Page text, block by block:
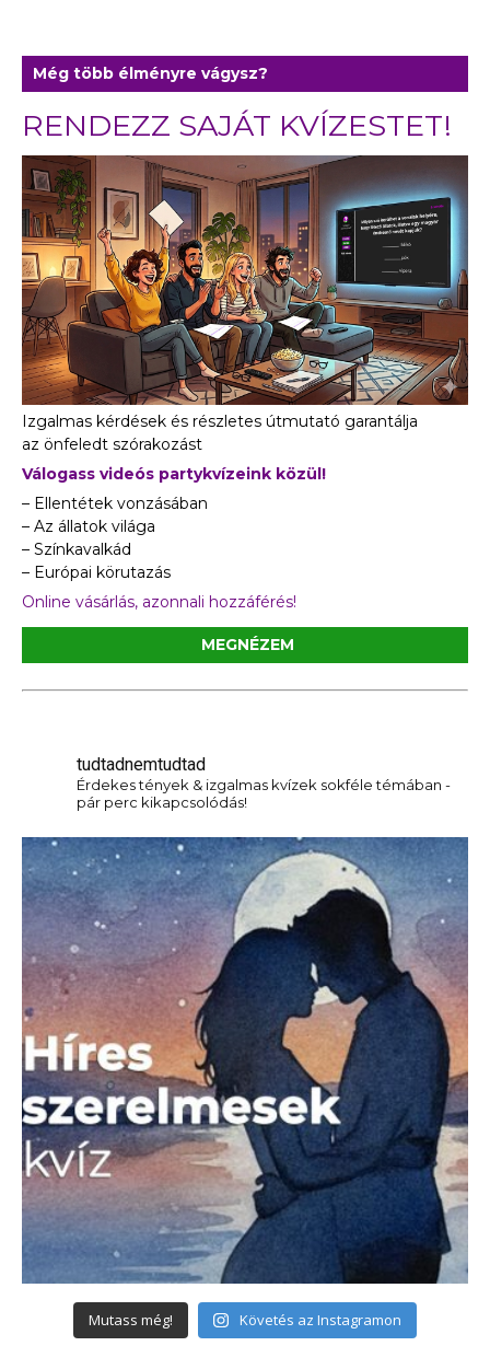
Még több élményre vágysz?
RENDEZZ SAJÁT KVÍZESTET!
Izgalmas kérdések és részletes útmutató garantálja
az önfeledt szórakozást
Válogass videós partykvízeink közül!
– Ellentétek vonzásában
– Az állatok világa
– Színkavalkád
– Európai körutazás
Online vásárlás, azonnali hozzáférés!
MEGNÉZEM
tudtadnemtudtad
Érdekes tények & izgalmas kvízek sokféle témában -
pár perc kikapcsolódás!
Mutass még! Követés az Instagramon